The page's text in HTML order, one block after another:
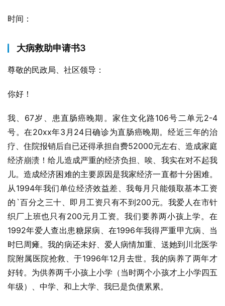
时间：
大病救助申请书3
尊敬的民政局、社区领导：
你好！
我、67岁、患直肠癌晚期。家住文化路106号二单元2-4
号。在20xx年3月24日确诊为直肠癌晚期。经近三年的治
疗、住院报销后自已还得承担自费52000元左右、造成家庭
经济崩溃！给儿造成严重的经济负担、唉、我实在对不起我
儿。造成经济困难的主要原因是我家经济一直都十分困难。
从1994年我们单位经济效益差、我每月只能领取基本工资
的`百分之三十、即月工资只有不到200元。我爱人在市针
织厂上班也只有200元月工资。我们要养两小孩上学。在
1992年爱人查出患糖尿病、在1996年我得严重甲亢病、当
时巳周瘫。我的病还未好、爱人病情加重、送她到川北医学
院附属医院抢救、于1996年12月去世。我的病养了两年才
好转。为供养两千小孩上小学（当时两个小孩才上小学四五
年级）、中学、和上大学、我巳是负债累累。